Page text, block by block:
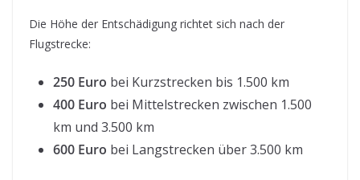
Die Höhe der Entschädigung richtet sich nach der
Flugstrecke:
250 Euro bei Kurzstrecken bis 1.500 km
400 Euro bei Mittelstrecken zwischen 1.500
km und 3.500 km
600 Euro bei Langstrecken über 3.500 km